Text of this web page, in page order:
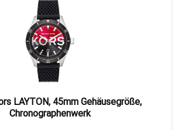
LAYTON, 45mm Gehäusegröße,
Chronographenwerk